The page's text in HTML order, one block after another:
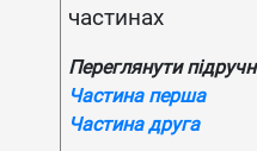
частинах
Переглянути
Частина перша
Частина друга